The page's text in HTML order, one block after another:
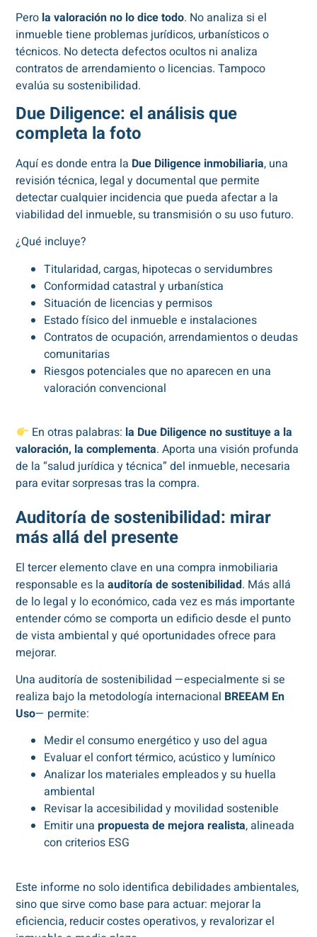
Pero la valoración no lo dice todo. No analiza si el
inmueble tiene problemas jurídicos, urbanísticos o
técnicos. No detecta defectos ocultos ni analiza
contratos de arrendamiento o licencias. Tampoco
evalúa su sostenibilidad.
Due Diligence: el análisis que
completa la foto
Aquí es donde entra la Due Diligence inmobiliaria, una
revisión técnica, legal y documental que permite
detectar cualquier incidencia que pueda afectar a la
viabilidad del inmueble, su transmisión o su uso futuro.
¿Qué incluye?
Titularidad, cargas, hipotecas o servidumbres
Conformidad catastral y urbanística
Situación de licencias y permisos
Estado físico del inmueble e instalaciones
Contratos de ocupación, arrendamientos o deudas
comunitarias
Riesgos potenciales que no aparecen en una
valoración convencional
En otras palabras: la Due Diligence no sustituye a la
valoración, la complementa. Aporta una visión profunda
de la “salud jurídica y técnica” del inmueble, necesaria
para evitar sorpresas tras la compra.
Auditoría de sostenibilidad: mirar
más allá del presente
El tercer elemento clave en una compra inmobiliaria
responsable es laauditoría de sostenibilidad. Más allá
de lo legal y lo económico, cada vez es más importante
entender cómo se comporta un edificio desde el punto
de vista ambiental y qué oportunidades ofrece para
mejorar.
Una auditoría de sostenibilidad —especialmente si se
realiza bajo la metodología internacional BREEAM En
Uso— permite:
Medir el consumo energético y uso del agua
Evaluar el confort térmico, acústico y lumínico
Analizar los materiales empleados y su huella
ambiental
Revisar la accesibilidad y movilidad sostenible
Emitir unapropuesta de mejora realista, alineada
con criterios ESG
Este informe no solo identifica debilidades ambientales,
sino que sirve como base para actuar: mejorar la
eficiencia, reducir costes operativos, y revalorizar el